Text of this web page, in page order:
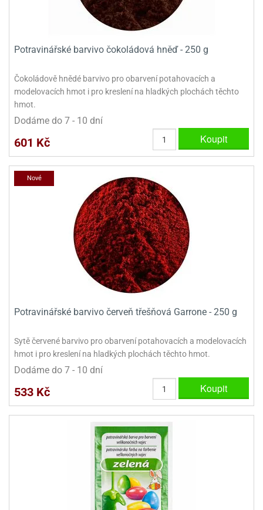
Potravinářské barvivo čokoládová hněď - 250 g
Čokoládově hnědé barvivo pro obarvení potahovacích a
modelovacích hmot i pro kreslení na hladkých plochách těchto
hmot.
Dodáme do 7 - 10 dní
601 Kč Koupit
Potravinářské barvivo červeň třešňová Garrone - 250 g
Sytě červené barvivo pro obarvení potahovacích a modelovacích
hmot i pro kreslení na hladkých plochách těchto hmot.
Dodáme do 7 - 10 dní
533 Kč Koupit
Nové